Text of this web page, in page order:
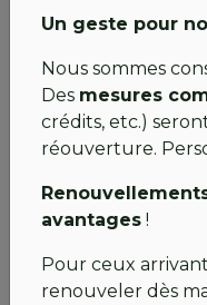
Un geste pour
Nous sommes
Des mesures
crédits, etc.)
réouverture.
avantages !
Pour ceux
renouveler dès
Grand Prix
d'inscription n'a
?
Solidarité :
nosgolfs voisins
Nos couleurs
Si nos fairways sont
ne s'arrêtent pas !